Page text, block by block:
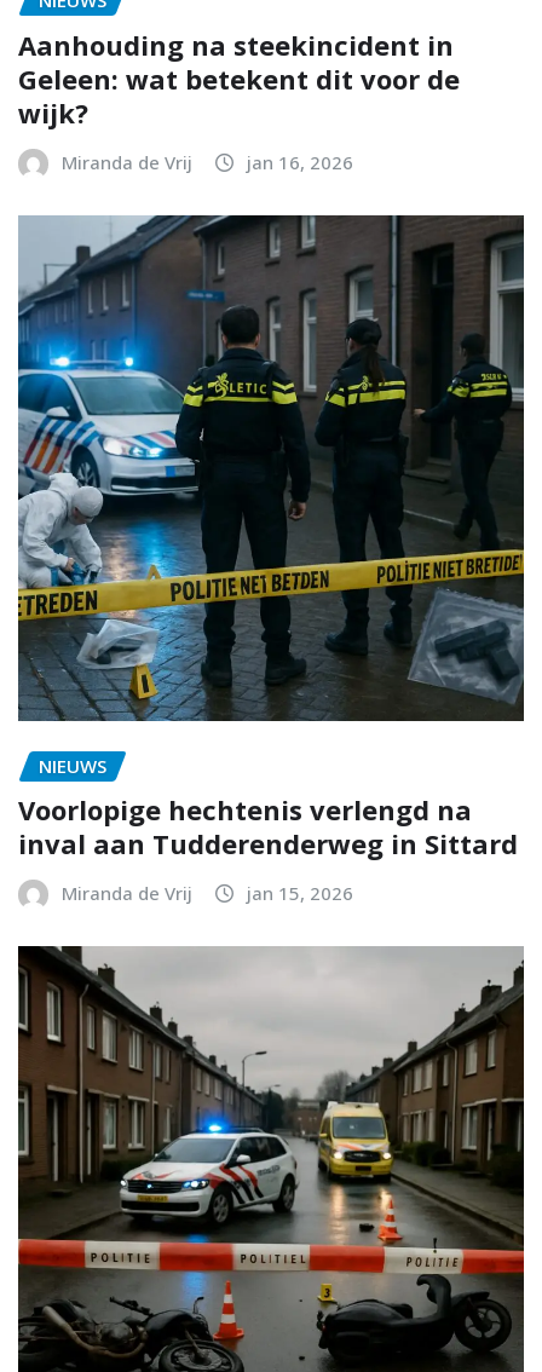
Aanhouding na steekincident in
Geleen: wat betekent dit voor de
wijk?
Miranda de Vrij jan 16, 2026
NIEUWS
Voorlopige hechtenis verlengd na
inval aan Tudderenderweg in Sittard
Miranda de Vrij jan 15, 2026